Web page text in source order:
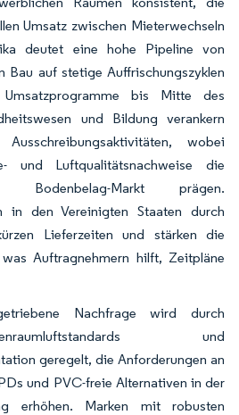
Umsatz zwischen Mieterwechseln
deutet eine hohe Pipeline von
Bau auf stetige Auffrischungszyklen
bis Mitte des
und Bildung verankern
wobei
und Luftqualitätsnachweise die
Bodenbelag-Markt prägen.
in den Vereinigten Staaten durch
Lieferzeiten und stärken die
Auftragnehmern hilft, Zeitpläne
Nachfrage wird durch
und
geregelt, die Anforderungen an
und PVC-freie Alternativen in der
erhöhen. Marken mit robusten